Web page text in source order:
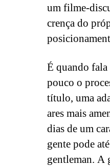
um filme-
crença do
É quando
pouco o
título, uma
ares mais
dias de um
gente pode
gentleman. A